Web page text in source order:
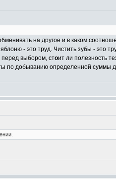
на другое и в каком
- это труд. Чистить зубы - это
перед выбором, стоит ли полезность
по добыванию определенной суммы